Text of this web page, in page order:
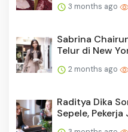
3 months ago
Sabrina
Telur di New
2 months ago
Raditya Dika
Sepele, Pekerja